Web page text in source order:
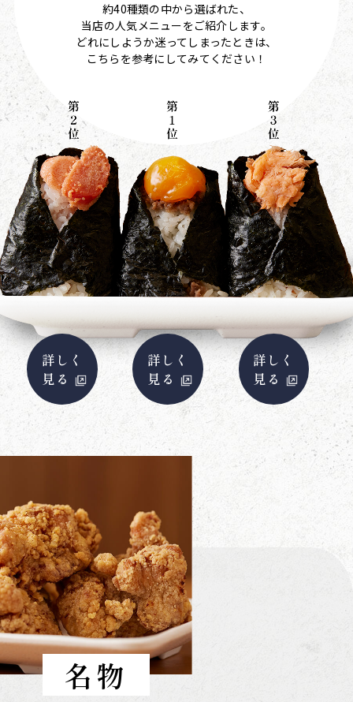
約40種類の中から選ばれた、
当店の人気メニューをご紹介します。
どれにしようか迷ってしまったときは、
こちらを参考にしてみてください！
詳しく
見る
詳しく
見る
詳しく
見る
名物